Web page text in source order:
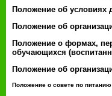
Положение об условиях
Положение об
Положение о формах,
обучающихся
Положение об
Положение о совете по питанию